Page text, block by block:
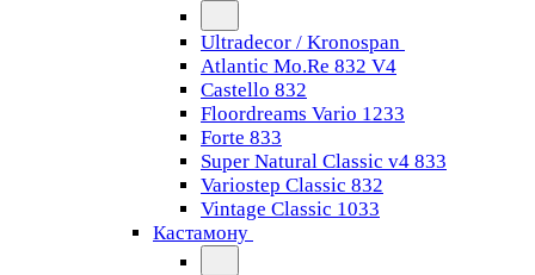
Ultradecor / Kronospan
Atlantic Mo.Re 832 V4
Castello 832
Floordreams Vario 1233
Forte 833
Super Natural Classic v4 833
Variostep Classic 832
Vintage Classic 1033
Кастамону